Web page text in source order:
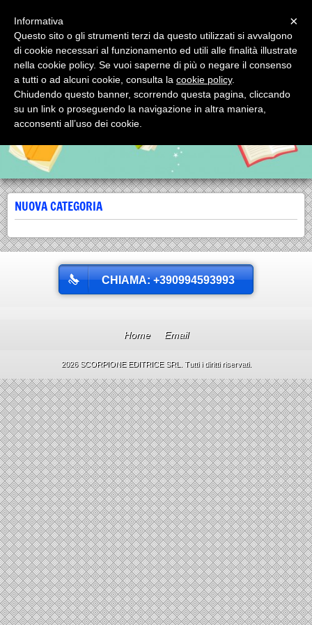
SCORPIONE EDITRICE SRL
SCORPIONE EDITRICE SRL via Mignogna, 1 - tel. 0994593993 74123
TARANTO (Italy)
NUOVA CATEGORIA
CHIAMA: +390994593993
Home Email
2026 SCORPIONE EDITRICE SRL. Tutti i diritti riservati.
×
Informativa
Questo sito o gli strumenti terzi da questo utilizzati si avvalgono
di cookie necessari al funzionamento ed utili alle finalità illustrate
nella cookie policy. Se vuoi saperne di più o negare il consenso
a tutti o ad alcuni cookie, consulta la cookie policy.
Chiudendo questo banner, scorrendo questa pagina, cliccando
su un link o proseguendo la navigazione in altra maniera,
acconsenti all’uso dei cookie.